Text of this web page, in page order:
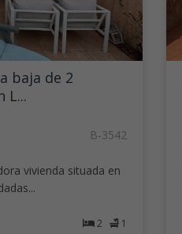
baja de 2
L...
B-3542
vivienda situada en
2 1